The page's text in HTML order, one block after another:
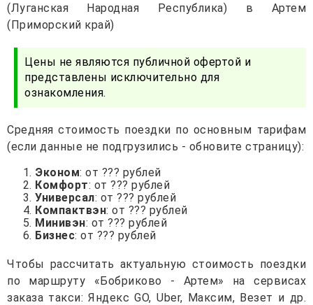
(Луганская Народная Республика) в Артем
(Приморский край)
Цены не являются публичной офертой и
представлены исключительно для
ознакомления.
Средняя стоимость поездки по основным тарифам
(если данные не подгрузились - обновите страницу):
Эконом: от ??? рублей
Комфорт: от ??? рублей
Универсал: от ??? рублей
Компактвэн: от ??? рублей
Минивэн: от ??? рублей
Бизнес: от ??? рублей
Чтобы рассчитать актуальную стоимость поездки
по маршруту «Бобриково - Артем» на сервисах
заказа такси: Яндекс GO, Uber, Максим, Везет и др.